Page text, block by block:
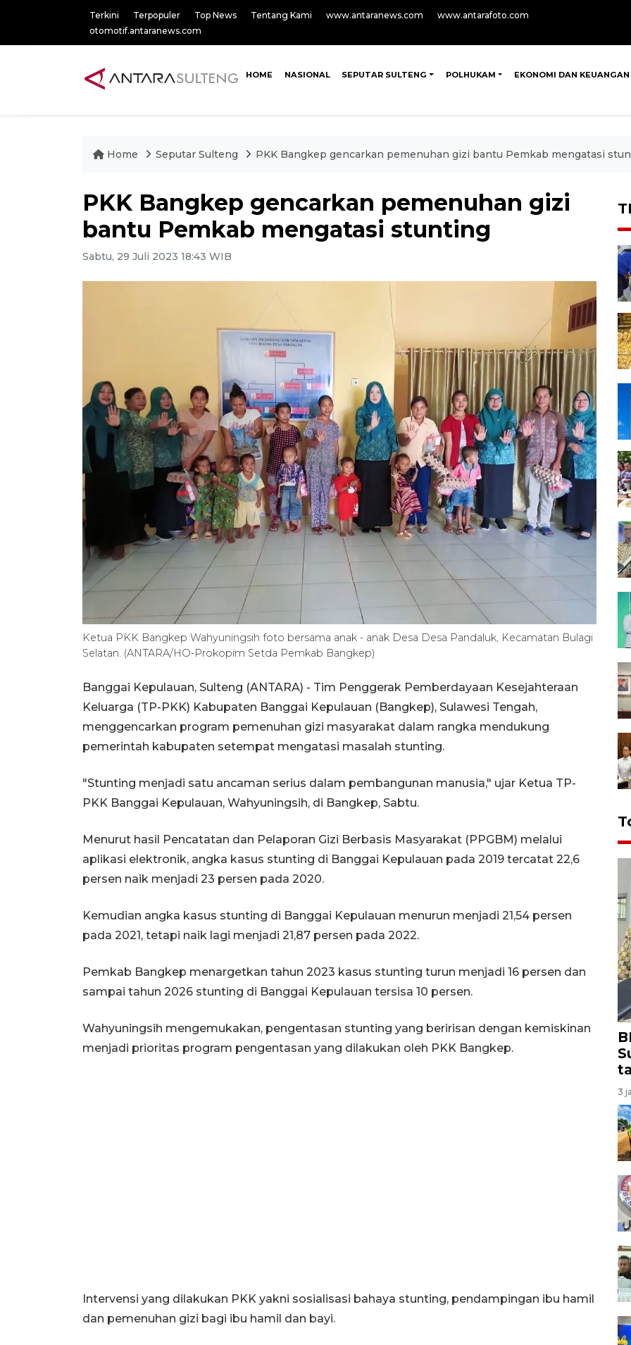
Terkini Terpopuler Top News Tentang Kami www.antaranews.com
www.antarafoto.com
otomotif.antaranews.com
HOME NASIONAL SEPUTAR SULTENG POLHUKAM EKONOMI DAN KEUANGAN
Home Seputar Sulteng PKK Bangkep gencarkan pemenuhan gizi bantu Pemkab mengatasi
PKK Bangkep gencarkan pemenuhan gizi
bantu Pemkab mengatasi stunting
Sabtu, 29 Juli 2023 18:43 WIB
Ketua PKK Bangkep Wahyuningsih foto bersama anak - anak Desa Desa Pandaluk, Kecamatan Bulagi
Selatan. (ANTARA/HO-Prokopim Setda Pemkab Bangkep)
Banggai Kepulauan, Sulteng (ANTARA) - Tim Penggerak Pemberdayaan Kesejahteraan
Keluarga (TP-PKK) Kabupaten Banggai Kepulauan (Bangkep), Sulawesi Tengah,
menggencarkan program pemenuhan gizi masyarakat dalam rangka mendukung
pemerintah kabupaten setempat mengatasi masalah stunting.
"Stunting menjadi satu ancaman serius dalam pembangunan manusia," ujar Ketua TP-
PKK Banggai Kepulauan, Wahyuningsih, di Bangkep, Sabtu.
Menurut hasil Pencatatan dan Pelaporan Gizi Berbasis Masyarakat (PPGBM) melalui
aplikasi elektronik, angka kasus stunting di Banggai Kepulauan pada 2019 tercatat 22,6
persen naik menjadi 23 persen pada 2020.
Kemudian angka kasus stunting di Banggai Kepulauan menurun menjadi 21,54 persen
pada 2021, tetapi naik lagi menjadi 21,87 persen pada 2022.
Pemkab Bangkep menargetkan tahun 2023 kasus stunting turun menjadi 16 persen dan
sampai tahun 2026 stunting di Banggai Kepulauan tersisa 10 persen.
Wahyuningsih mengemukakan, pengentasan stunting yang beririsan dengan kemiskinan
menjadi prioritas program pengentasan yang dilakukan oleh PKK Bangkep.
Intervensi yang dilakukan PKK yakni sosialisasi bahaya stunting, pendampingan ibu hamil
dan pemenuhan gizi bagi ibu hamil dan bayi.
3